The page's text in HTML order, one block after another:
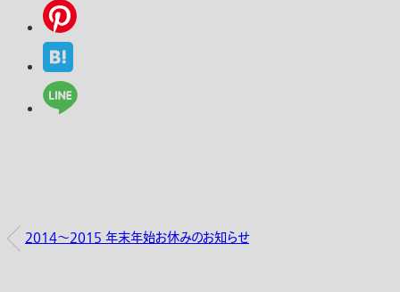
2014～2015 年末年始お休みのお知らせ